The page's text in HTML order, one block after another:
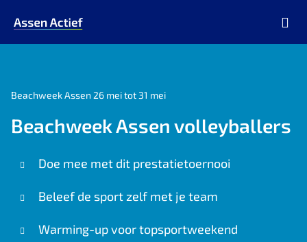
Beachweek Assen 26 mei tot 31 mei
Beachweek Assen volleyballers
Doe mee met dit prestatietoernooi
Beleef de sport zelf met je team
Warming-up voor topsportweekend